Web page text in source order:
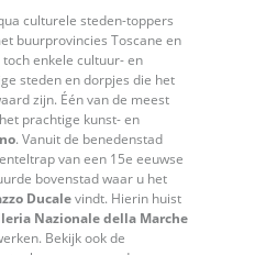
culturele steden-toppers
buurprovincies Toscane en
enkele cultuur- en
steden en dorpjes die het
zijn. Één van de meest
prachtige kunst- en
. Vanuit de benedenstad
van een 15e eeuwse
bovenstad waar u het
Ducalevindt. Hierin huist
Nazionale della Marche
Bekijk ook de